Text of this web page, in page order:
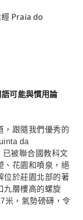
Praia do
可能與慣用論
，跟隨我們優秀的
da
被聯合國教科文
、花園和噴泉，絕
位於莊園北部的著
九層樓高的螺旋
米，氣勢磅礴，令